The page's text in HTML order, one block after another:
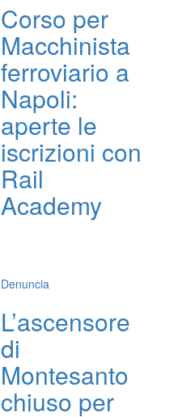
Corso per
Macchinista
ferroviario a
Napoli:
aperte le
iscrizioni con
Rail
Academy
Denuncia
L’ascensore
di
Montesanto
chiuso per